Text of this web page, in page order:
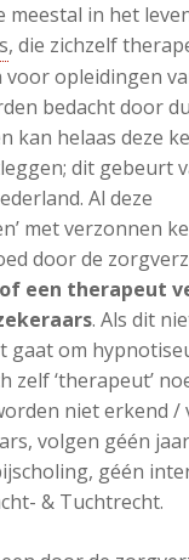
meestal in het
, die zichzelf
voor opleidingen
bedacht door
kan helaas deze
dit gebeurt
Al deze
met verzonnen
door de
een therapeut
. Als dit
gaat om
zelf ‘therapeut’
niet erkend /
volgen géén
géén
& Tuchtrecht.